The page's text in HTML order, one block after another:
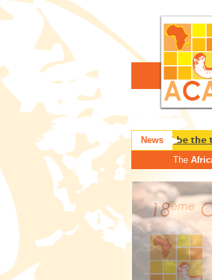
News
High-value crop status could be the
The